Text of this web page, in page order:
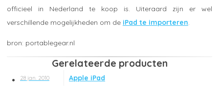
officieel in Nederland te koop is. Uiteraard zijn er wel
verschillende mogelijkheden om de iPad te importeren
portablegear.nl
Gerelateerde producten
28 jan. 2010 Apple iPad